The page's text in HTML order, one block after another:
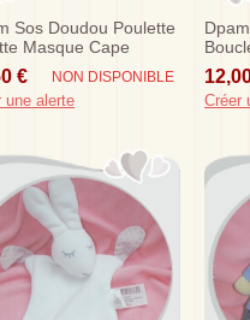
Sos Doudou Poulette
Masque Cape
Sos
€ NON DISPONIBLE
une alerte Créer